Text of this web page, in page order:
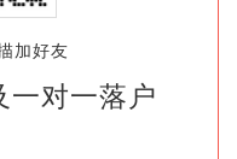
加好友
一对一落户